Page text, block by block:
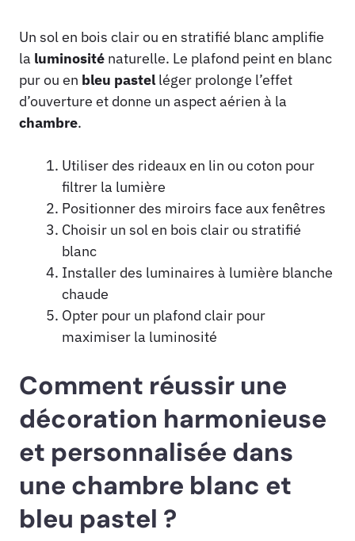
Un sol en bois clair ou en stratifié blanc amplifie
la luminosité naturelle. Le plafond peint en blanc
pur ou en bleu pastel léger prolonge l’effet
d’ouverture et donne un aspect aérien à la
chambre.
Utiliser des rideaux en lin ou coton pour
filtrer la lumière
Positionner des miroirs face aux fenêtres
Choisir un sol en bois clair ou stratifié
blanc
Installer des luminaires à lumière blanche
chaude
Opter pour un plafond clair pour
maximiser la luminosité
Comment réussir une
décoration harmonieuse
et personnalisée dans
une chambre blanc et
bleu pastel ?